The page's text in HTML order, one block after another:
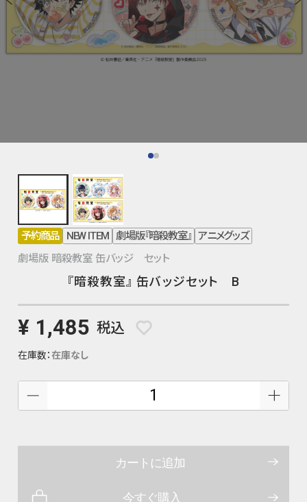
予約商品 NEW ITEM 劇場版『暗殺教室』 アニメグッズ
劇場版 暗殺教室 缶バッジ セット
『暗殺教室』 缶バッジセット B
¥ 1,485 税込
在庫数：在庫なし
カートに追加
今すぐ購入